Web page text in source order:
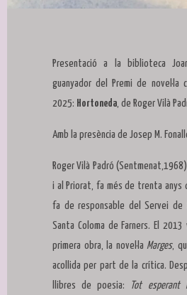
Presentació a la biblioteca
guanyador del Premi de novel·la
2025: Hortoneda, de Roger Vilà
Amb la presència de Josep M.
Roger Vilà Padró
i al Priorat, fa més de trenta anys
fa de responsable del Servei de
Santa Coloma de Farners. El
primera obra, la novel·laMarges,
acollida per part de la crítica.
llibres de poesia:
Tot esperant